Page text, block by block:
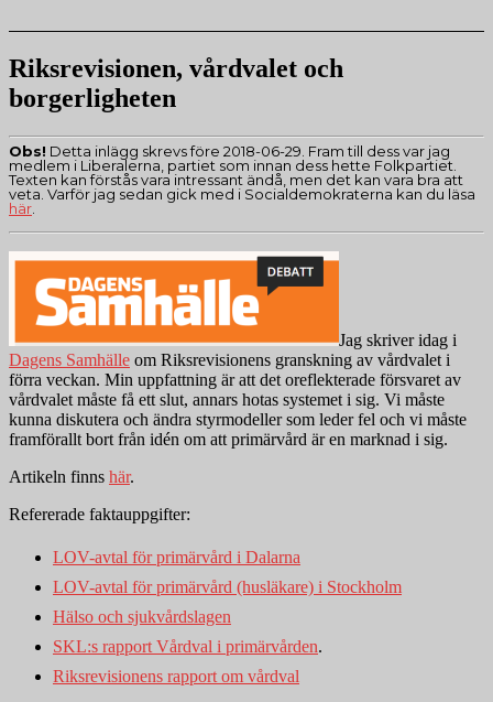
Riksrevisionen, vårdvalet och
borgerligheten
Obs! Detta inlägg skrevs före 2018-06-29. Fram till dess var jag
medlem i Liberalerna, partiet som innan dess hette Folkpartiet.
Texten kan förstås vara intressant ändå, men det kan vara bra att
veta. Varför jag sedan gick med i Socialdemokraterna kan du läsa
här.
Jag skriver idag i
Dagens Samhälle om Riksrevisionens granskning av vårdvalet i
förra veckan. Min uppfattning är att det oreflekterade försvaret av
vårdvalet måste få ett slut, annars hotas systemet i sig. Vi måste
kunna diskutera och ändra styrmodeller som leder fel och vi måste
framförallt bort från idén om att primärvård är en marknad i sig.
Artikeln finns här.
Refererade faktauppgifter:
LOV-avtal för primärvård i Dalarna
LOV-avtal för primärvård (husläkare) i Stockholm
Hälso och sjukvårdslagen
SKL:s rapport Vårdval i primärvården.
Riksrevisionens rapport om vårdval